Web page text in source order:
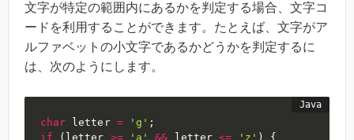
文字が特定の範囲内にあるかを判定する場合、文字コ
ードを利用することができます。たとえば、文字がア
ルファベットの小文字であるかどうかを判定するに
は、次のようにします。
char letter = 'g' ;
if
( letter >= 'a' && letter <= 'z' )
{